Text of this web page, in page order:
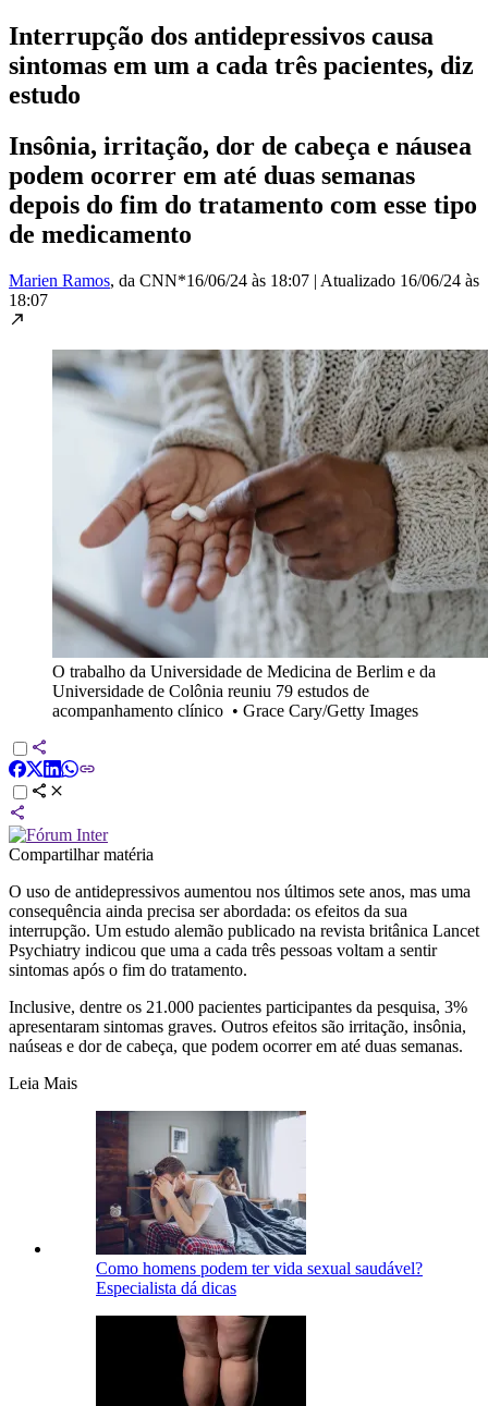
Interrupção dos antidepressivos causa
sintomas em um a cada três pacientes, diz
estudo
Insônia, irritação, dor de cabeça e náusea
podem ocorrer em até duas semanas
depois do fim do tratamento com esse tipo
de medicamento
Marien Ramos, da CNN*16/06/24 às 18:07 | Atualizado 16/06/24 às
18:07
O trabalho da Universidade de Medicina de Berlim e da
Universidade de Colônia reuniu 79 estudos de
acompanhamento clínico • Grace Cary/Getty Images
Compartilhar matéria
O uso de antidepressivos aumentou nos últimos sete anos, mas uma
consequência ainda precisa ser abordada: os efeitos da sua
interrupção. Um estudo alemão publicado na revista britânica Lancet
Psychiatry indicou que uma a cada três pessoas voltam a sentir
sintomas após o fim do tratamento.
Inclusive, dentre os 21.000 pacientes participantes da pesquisa, 3%
apresentaram sintomas graves. Outros efeitos são irritação, insônia,
naúseas e dor de cabeça, que podem ocorrer em até duas semanas.
Leia Mais
Como homens podem ter vida sexual saudável?
Especialista dá dicas